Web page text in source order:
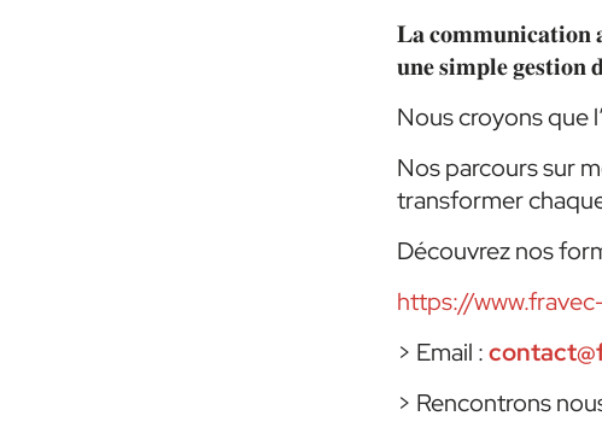
𝐋𝐚 𝐜𝐨𝐦𝐦𝐮𝐧𝐢𝐜𝐚𝐭𝐢𝐨𝐧
𝐮𝐧𝐞 𝐬𝐢𝐦𝐩𝐥𝐞 𝐠𝐞𝐬𝐭𝐢𝐨𝐧
Nous croyons que
Nos parcours sur
transformer
Découvrez nos
https://
> Email :
> Rencontrons